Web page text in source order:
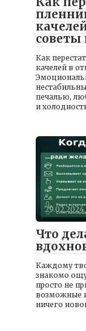
советы
Как
качелей в
печалью,
и
29.02.2024
Что
Каждому
знакомо
просто не
возможные
ничего